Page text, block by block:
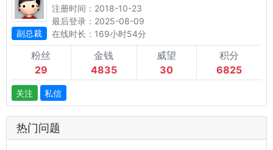
副总裁
注册时间：2018-10-23
最后登录：2025-08-09
在线时长：169小时54分
粉丝
29
金钱
4835
威望
30
积分
6825
关注 私信
热门问题